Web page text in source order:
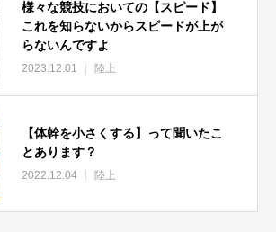
様々な競技においての【スピード】
これを知らないからスピードが上が
らないんですよ
2023.12.01 陸上
【体幹を小さくする】って聞いたこ
とあります？
2022.12.04 陸上